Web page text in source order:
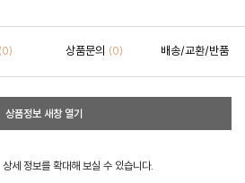
(0) 상품문의 (0) 배송/교환/반품
상품정보 새창 열기
상세 정보를 확대해 보실 수 있습니다.